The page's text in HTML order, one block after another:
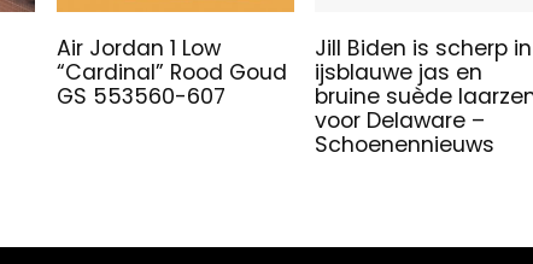
Air Jordan 1 Low
“Cardinal” Rood Goud
GS 553560-607
Jill Biden is scherp in
ijsblauwe jas en
bruine suède
voor Delaware –
Schoenennieuws